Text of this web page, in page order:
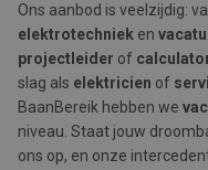
Ons aanbod is veelzijdig:
elektrotechniek en
projectleider of
slag als elektricien of
BaanBereik hebben we
niveau. Staat jouw
ons op, en onze